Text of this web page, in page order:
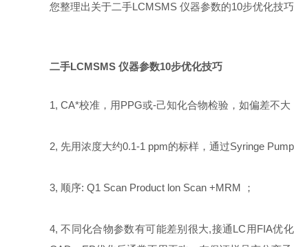
您整理出关于二手LCMSMS 仪器参数的10步优化技
二手LCMSMS 仪器参数10步优化技巧
1, CA*校准，用PPG或-己知化合物检验，如偏差不
2, 先用浓度大约0.1-1 ppm的标样，通过Syringe
3, 顺序: Q1 Scan Product lon Scan +MRM ；
4, 不同化合物参数有可能差别很大,接通LC用FIA优